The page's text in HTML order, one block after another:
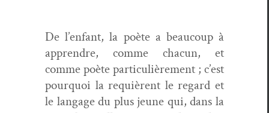
De l’enfant, la poète a beau­coup à
appren­dre, comme cha­cun, et
comme poète par­ti­c­ulière­ment ; c’est
pourquoi la requièrent le regard et
le lan­gage du plus jeune qui, dans la